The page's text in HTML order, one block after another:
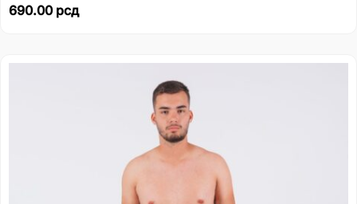
690.00 рсд